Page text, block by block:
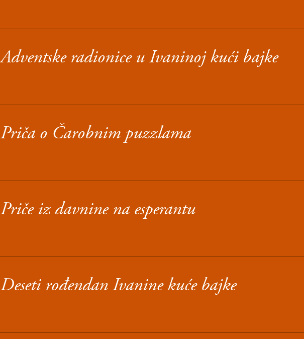
Adventske radionice u Ivaninoj kući bajke
Priča o Čarobnim puzzlama
Priče iz davnine na esperantu
Deseti rođendan Ivanine kuće bajke